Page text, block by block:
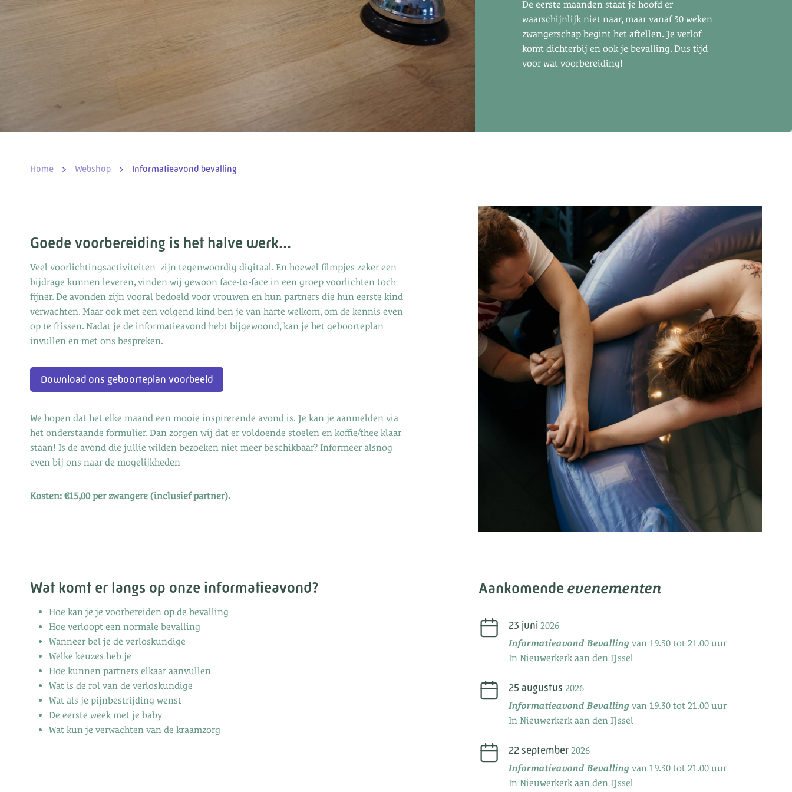
De eerste maanden staat je hoofd er
waarschijnlijk niet naar, maar vanaf 30 weken
zwangerschap begint het aftellen. Je verlof
komt dichterbij en ook je bevalling. Dus tijd
voor wat voorbereiding!
Home > Webshop > Informatieavond bevalling
Goede voorbereiding is het halve werk…
Veel voorlichtingsactiviteiten zijn tegenwoordig digitaal. En hoewel filmpjes zeker een
bijdrage kunnen leveren, vinden wij gewoon face-to-face in een groep voorlichten toch
fijner. De avonden zijn vooral bedoeld voor vrouwen en hun partners die hun eerste kind
verwachten. Maar ook met een volgend kind ben je van harte welkom, om de kennis even
op te frissen. Nadat je de informatieavond hebt bijgewoond, kan je het geboorteplan
invullen en met ons bespreken.
Download ons geboorteplan voorbeeld
We hopen dat het elke maand een mooie inspirerende avond is. Je kan je aanmelden via
het onderstaande formulier. Dan zorgen wij dat er voldoende stoelen en koffie/thee klaar
staan! Is de avond die jullie wilden bezoeken niet meer beschikbaar? Informeer alsnog
even bij ons naar de mogelijkheden
Kosten: €15,00 per zwangere (inclusief partner).
Wat komt er langs op onze informatieavond?
Hoe kan je je voorbereiden op de bevalling
Hoe verloopt een normale bevalling
Wanneer bel je de verloskundige
Welke keuzes heb je
Hoe kunnen partners elkaar aanvullen
Wat is de rol van de verloskundige
Wat als je pijnbestrijding wenst
De eerste week met je baby
Wat kun je verwachten van de kraamzorg
Aankomendeevenementen
23 juni2026
Informatieavond Bevallingvan 19.30 tot 21.00 uur
In Nieuwerkerk aan den IJssel
25 augustus2026
Informatieavond Bevallingvan 19.30 tot 21.00 uur
In Nieuwerkerk aan den IJssel
22 september2026
Informatieavond Bevallingvan 19.30 tot 21.00 uur
In Nieuwerkerk aan den IJssel